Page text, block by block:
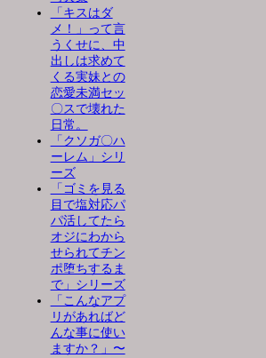
「キスはダ
メ！」って言
うくせに、中
出しは求めて
くる実妹との
恋愛未満セッ
〇スで壊れた
日常。
「クソガ〇ハ
ーレム」シリ
ーズ
「ゴミを見る
目で塩対応パ
パ活してたら
オジにわから
せられてチン
ポ堕ちするま
で」シリーズ
「こんなアプ
リがあればど
んな事に使い
ますか？」〜